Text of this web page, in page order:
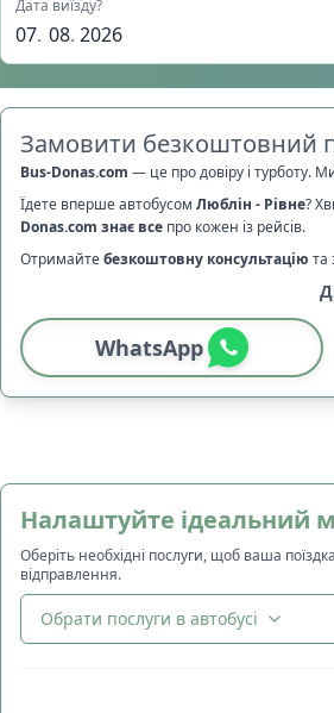
Дата виїзду?
07. 08. 2026
Замовити безкоштовний
Bus-Donas.com — це про довіру і турботу.
Їдете вперше автобусом Люблін - Рівне?
Donas.com знає все про кожен із рейсів.
Отримайтебезкоштовну консультацію та
WhatsApp
Налаштуйте ідеальний
Оберіть необхідні послуги, щоб ваша
відправлення.
Обрати послуги в автобусі